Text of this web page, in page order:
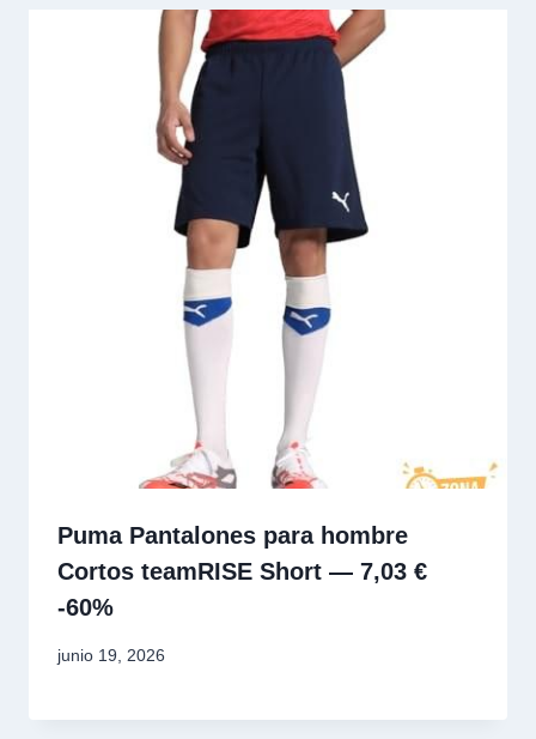
Puma Pantalones para hombre
Cortos teamRISE Short — 7,03 €
-60%
junio 19, 2026